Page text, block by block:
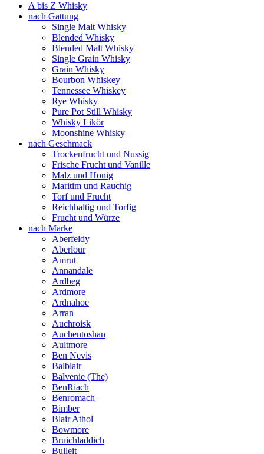
A bis Z Whisky
nach Gattung
Single Malt Whisky
Blended Whisky
Blended Malt Whisky
Single Grain Whisky
Grain Whisky
Bourbon Whiskey
Tennessee Whiskey
Rye Whisky
Pure Pot Still Whisky
Whisky Likör
Moonshine Whisky
nach Geschmack
Trockenfrucht und Nussig
Frische Frucht und Vanille
Malz und Honig
Maritim und Rauchig
Torf und Frucht
Reichhaltig und Torfig
Frucht und Würze
nach Marke
Aberfeldy
Aberlour
Amrut
Annandale
Ardbeg
Ardmore
Ardnahoe
Arran
Auchroisk
Auchentoshan
Aultmore
Ben Nevis
Balblair
Balvenie (The)
BenRiach
Benromach
Bimber
Blair Athol
Bowmore
Bruichladdich
Bulleit